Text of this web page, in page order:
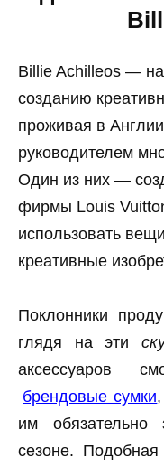
Billie Achilleos —
созданию
проживая в
руководителем
Один из них —
фирмы Louis
использовать
креативные
Поклонники
глядя на эти
аксессуаров
брендовые сумки
им обязательно
сезоне.